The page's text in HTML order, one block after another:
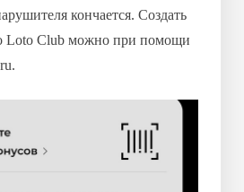
кончается. Создать
Loto Club можно при помощи